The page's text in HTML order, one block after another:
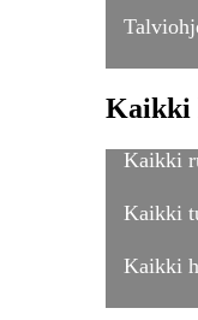
Kaikki
Kaikki
Kaikki
Kaikki